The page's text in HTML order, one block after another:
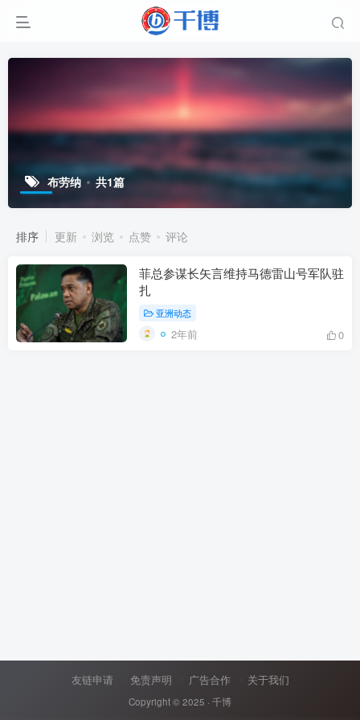
布劳纳 共1篇
排序 更新 浏览 点赞 评论
菲总参谋长矢言维持马德雷山号军队驻
扎
亚洲动态
2年前 0
友链申请 免责声明 广告合作 关于我们
Copyright © 2025 · 千博